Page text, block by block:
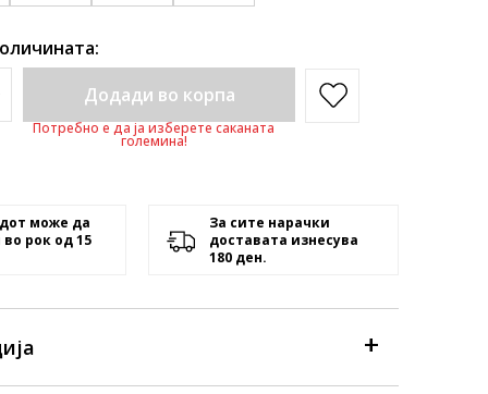
Додади во корпа
Потребно е да ја изберете саканата
големина!
може да
во рок од 15
За сите нарачки
доставата изнесува
180 ден.